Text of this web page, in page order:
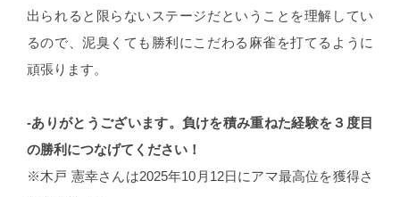
出られると限らないステージだということを理解してい
るので、泥臭くても勝利にこだわる麻雀を打てるように
頑張ります。
-ありがとうございます。負けを積み重ねた経験を３度目
の勝利につなげてください！
※木戸 憲幸さんは2025年10月12日にアマ最高位を獲得さ